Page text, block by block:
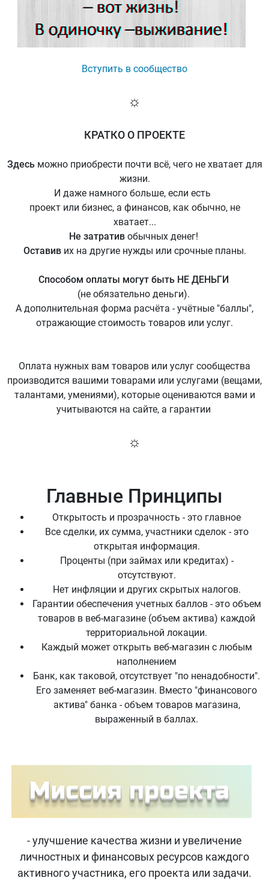
Вступить в сообщество
☼
КРАТКО О ПРОЕКТЕ
Здесь можно приобрести почти всё, чего не хватает для
жизни.
И даже намного больше, если есть
проект или бизнес, а финансов, как обычно, не
хватает...
Не затративобычных денег!
Оставив их на другие нужды или срочные планы.
Способом оплаты могут быть НЕ ДЕНЬГИ
(не обязательно деньги).
А дополнительная форма расчёта - учётные "баллы",
отражающие стоимость товаров или услуг.
Оплата нужных вам товаров или услуг сообщества
производится вашими товарами или услугами (вещами,
талантами, умениями), которые оцениваются вами и
учитываются на сайте, а гарантии
☼
Главные Принципы
Открытость и прозрачность - это главное
Все сделки, их сумма, участники сделок - это
открытая информация.
Проценты (при займах или кредитах) -
отсутствуют.
Нет инфляции и других скрытых налогов.
Гарантии обеспечения учетных баллов - это объем
товаров в веб-магазине (объем актива) каждой
территориальной локации.
Каждый может открыть веб-магазин с любым
наполнением
Банк, как таковой, отсутствует "по ненадобности".
Его заменяет веб-магазин. Вместо "финансового
актива" банка - объем товаров магазина,
выраженный в баллах.
- улучшение качества жизни и увеличение
личностных и финансовых ресурсов каждого
активного участника, его проекта или задачи.